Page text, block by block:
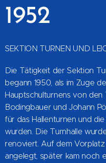
1952
SEKTION TURNEN UND
Die Tätigkeit der Sektion
begann 1950, als im Zuge
Hauptschulturnens von
Bodingbauer und Johann
für das Hallenturnen und
wurden. Die Turnhalle
renoviert. Auf dem
angelegt, später kam noch